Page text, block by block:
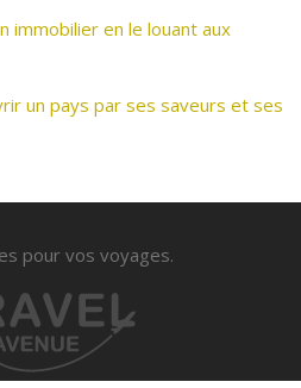
immobilier en le louant aux
un pays par ses saveurs et ses
pour vos voyages.